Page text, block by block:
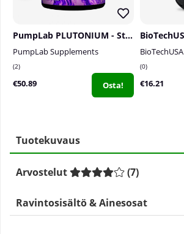
PumpLab PLUTONIUM - Stim Free PWO, 550 g
PumpLab Supplements
2
€50.89 Osta!
BioTechUSA
0
€16.21
Tuotekuvaus
Arvostelut (7)
Ravintosisältö & Ainesosat